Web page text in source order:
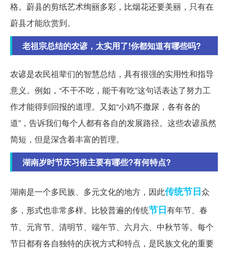
格。蔚县的剪纸艺术绚丽多彩，比烟花还要美丽，只有在
蔚县才能欣赏到。
老祖宗总结的农谚，太实用了!你都知道有哪些吗?
农谚是农民祖辈们的智慧总结，具有很强的实用性和指导
意义。例如，“不干不吃，能干有吃”这句话表达了努力工
作才能得到回报的道理。又如“小鸡不撒尿，各有各的
道”，告诉我们每个人都有各自的发展路径。这些农谚虽然
简短，但是深含着丰富的哲理。
湖南岁时节庆习俗主要有哪些?有何特点?
湖南是一个多民族、多元文化的地方，因此传统节日众
多，形式也非常多样。比较普遍的传统节日有年节、春
节、元宵节、清明节、端午节、六月六、中秋节等。每个
节日都有各自独特的庆祝方式和特点，是民族文化的重要